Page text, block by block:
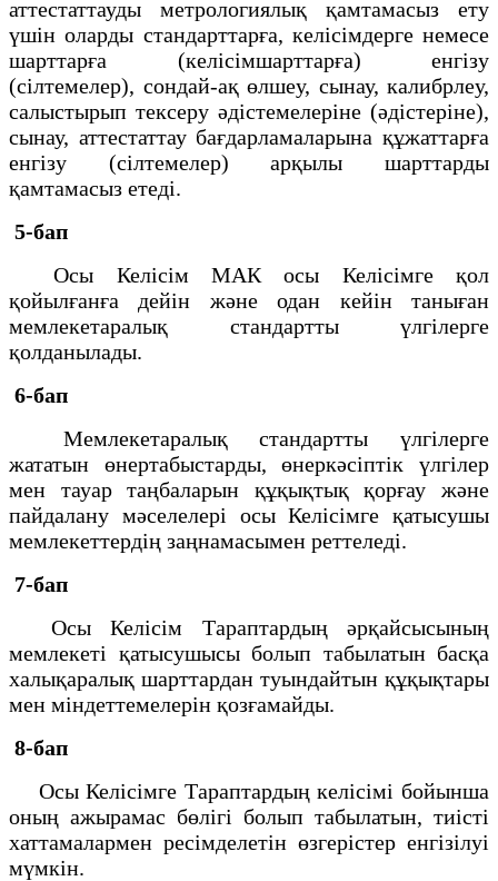
аттестаттауды метрологиялық қамтамасыз ету
үшін оларды стандарттарға, келісімдерге немесе
шарттарға (келісімшарттарға) енгізу
(сілтемелер), сондай-ақ өлшеу, сынау, калибрлеу,
салыстырып тексеру әдістемелеріне (әдістеріне),
сынау, аттестаттау бағдарламаларына құжаттарға
енгізу (сілтемелер) арқылы шарттарды
қамтамасыз етеді.
5-бап
Осы Келісім МАК осы Келісімге қол
қойылғанға дейін және одан кейін таныған
мемлекетаралық стандартты үлгілерге
қолданылады.
6-бап
Мемлекетаралық стандартты үлгілерге
жататын өнертабыстарды, өнеркәсіптік үлгілер
мен тауар таңбаларын құқықтық қорғау және
пайдалану мәселелері осы Келісімге қатысушы
мемлекеттердің заңнамасымен реттеледі.
7-бап
Осы Келісім Тараптардың әрқайсысының
мемлекеті қатысушысы болып табылатын басқа
халықаралық шарттардан туындайтын құқықтары
мен міндеттемелерін қозғамайды.
8-бап
Осы Келісімге Тараптардың келісімі бойынша
оның ажырамас бөлігі болып табылатын, тиісті
хаттамалармен ресімделетін өзгерістер енгізілуі
мүмкін.